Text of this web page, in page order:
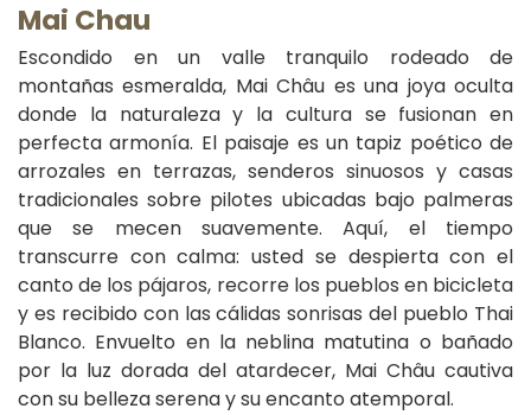
Mai Chau
Escondido en un valle tranquilo rodeado de
montañas esmeralda, Mai Châu es una joya oculta
donde la naturaleza y la cultura se fusionan en
perfecta armonía. El paisaje es un tapiz poético de
arrozales en terrazas, senderos sinuosos y casas
tradicionales sobre pilotes ubicadas bajo palmeras
que se mecen suavemente. Aquí, el tiempo
transcurre con calma: usted se despierta con el
canto de los pájaros, recorre los pueblos en bicicleta
y es recibido con las cálidas sonrisas del pueblo Thai
Blanco. Envuelto en la neblina matutina o bañado
por la luz dorada del atardecer, Mai Châu cautiva
con su belleza serena y su encanto atemporal.